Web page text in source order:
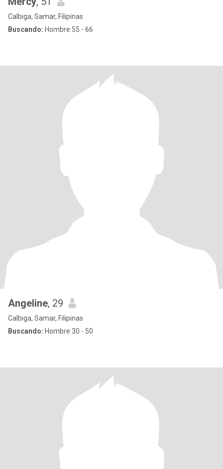
Calbiga, Samar, Filipinas
Buscando: Hombre 55 - 66
Angeline, 29
Calbiga, Samar, Filipinas
Buscando: Hombre 30 - 50